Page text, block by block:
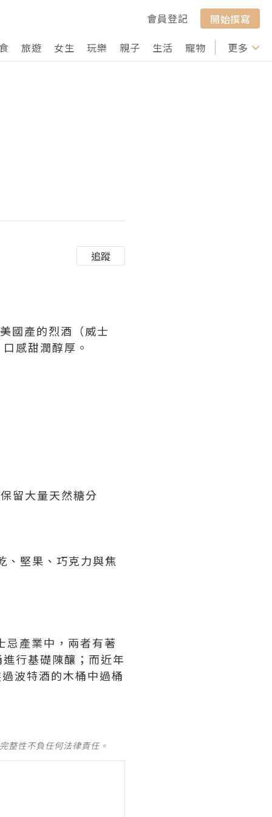
會員登記
開始撰寫
旅遊 女生 玩樂 親子 生活 寵物 行山 打卡
更多
追蹤
國產的烈酒（威士
感甜潤醇厚。
留大量天然糖分
、堅果、巧克力與焦
忌產業中，兩者有著
行基礎陳釀；而近年
波特酒的木桶中過桶
整性不負任何法律責任。